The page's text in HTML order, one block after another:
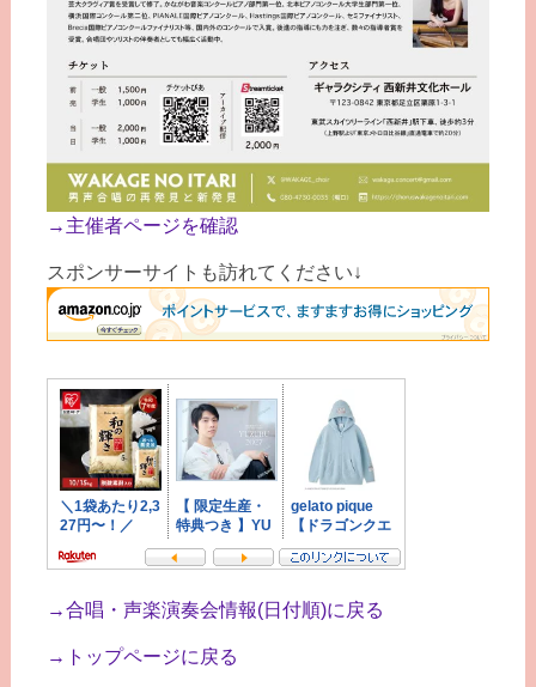
→主催者ページを確認
スポンサーサイトも訪れてください↓
→合唱・声楽演奏会情報(日付順)に戻る
→トップページに戻る